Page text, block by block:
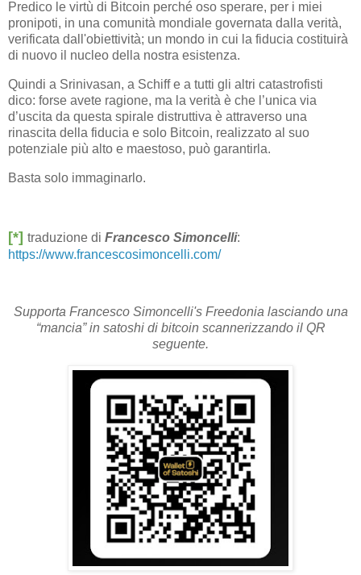
Predico le virtù di Bitcoin perché oso sperare, per i miei
pronipoti, in una comunità mondiale governata dalla verità,
verificata dall'obiettività; un mondo in cui la fiducia costituirà
di nuovo il nucleo della nostra esistenza.
Quindi a Srinivasan, a Schiff e a tutti gli altri catastrofisti
dico: forse avete ragione, ma la verità è che l’unica via
d’uscita da questa spirale distruttiva è attraverso una
rinascita della fiducia e solo Bitcoin, realizzato al suo
potenziale più alto e maestoso, può garantirla.
Basta solo immaginarlo.
[*] traduzione di Francesco Simoncelli:
https://www.francescosimoncelli.com/
Supporta Francesco Simoncelli's Freedonia lasciando una
“mancia” in satoshi di bitcoin scannerizzando il QR
seguente.